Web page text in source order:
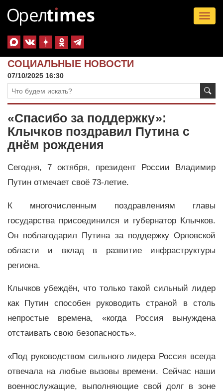
СОЦИАЛЬНЫЕ НОВОСТИ
07/10/2025 16:30
«Спасибо за поддержку»:
Клычков поздравил Путина с
днём рождения
Сегодня, 7 октября, президент России Владимир
Путин отмечает своё 73-летие.
К многочисленным поздравлениям главы
государства присоединился и губернатор Клычков.
Он поблагодарил Путина за поддержку Орловской
области и вклад в развитие инфраструктуры
региона.
Клычков убеждён, что только такой сильный лидер
как Путин способен руководить страной в столь
непростые времена, «когда Россия вынуждена
отстаивать свою безопасность».
«Под руководством сильного лидера Россия всегда
отвечала на любые вызовы времени. Сейчас наши
военнослужащие, выполняющие свой долг в зоне